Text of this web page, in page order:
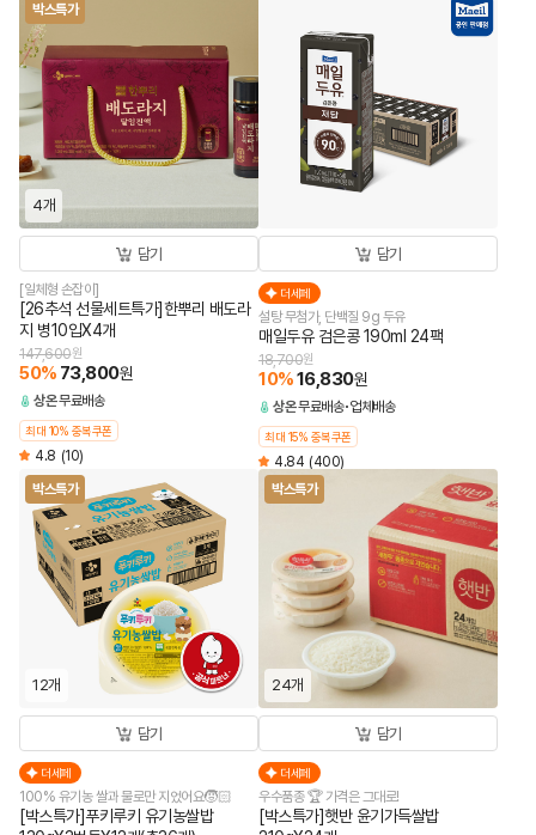
박스특가
4개
담기
[일체형 손잡이]
[26추석 선물세트특가]한뿌리 배도라
지 병10입X4개
147,600원
50% 73,800원
상온무료배송
최대 10% 중복쿠폰
4.8 (10)
담기
더세페
설탕 무첨가, 단백질 9g 두유
매일두유 검은콩 190ml 24팩
18,700원
10%16,830원
상온무료배송 업체배송
최대 15% 중복쿠폰
4.84 (400)
박스특가
12개
담기
더세페
100% 유기농 쌀과 물로만 지었어요🧒🏻
[박스특가]푸키루키 유기농쌀밥
박스특가
24개
담기
더세페
우수품종 🏆 가격은 그대로!
[박스특가]햇반 윤기가득쌀밥